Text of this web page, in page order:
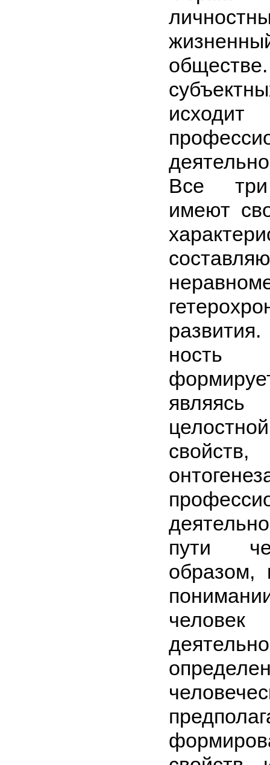
Все три
имеют
ность
являясь
пути